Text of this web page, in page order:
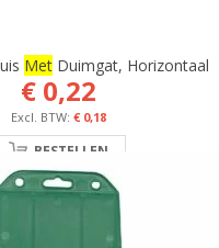
MetDuimgat, Horizontaal
€ 0,22
€ 0,18
BESTELLEN